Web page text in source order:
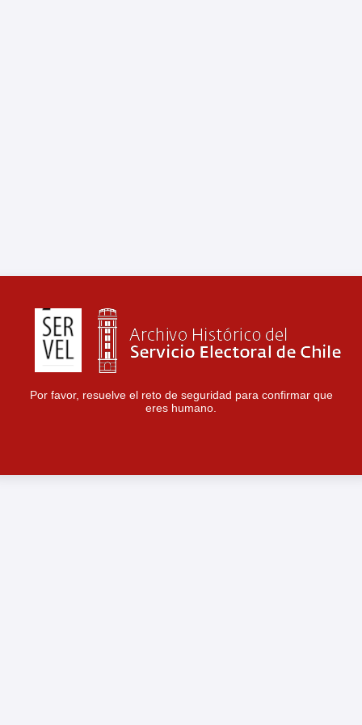
Por favor, resuelve el reto de seguridad para confirmar que
eres humano.